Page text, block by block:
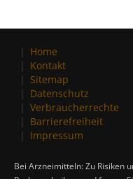
Home
Kontakt
Sitemap
Datenschutz
Verbraucherrechte
Barrierefreiheit
Impressum
Bei Arzneimitteln: Zu Risiken